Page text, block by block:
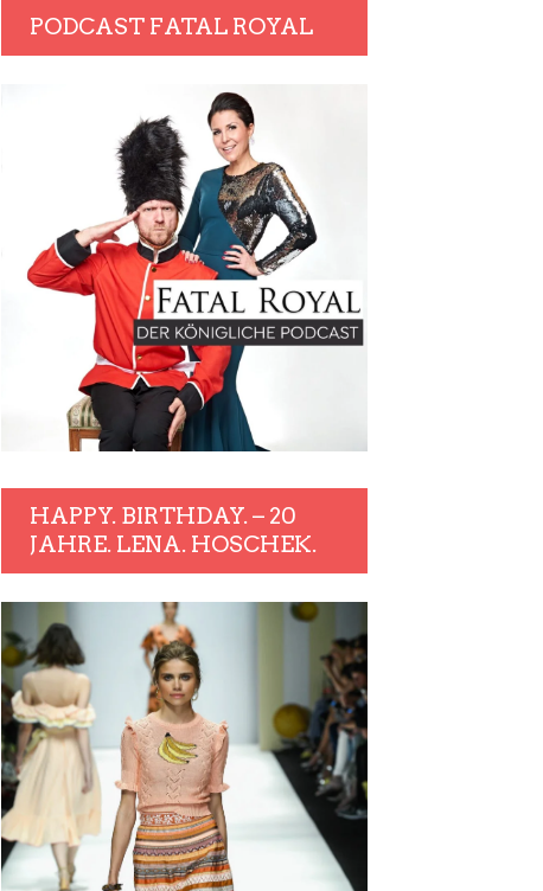
PODCAST FATAL ROYAL
HAPPY. BIRTHDAY. – 20
JAHRE. LENA. HOSCHEK.